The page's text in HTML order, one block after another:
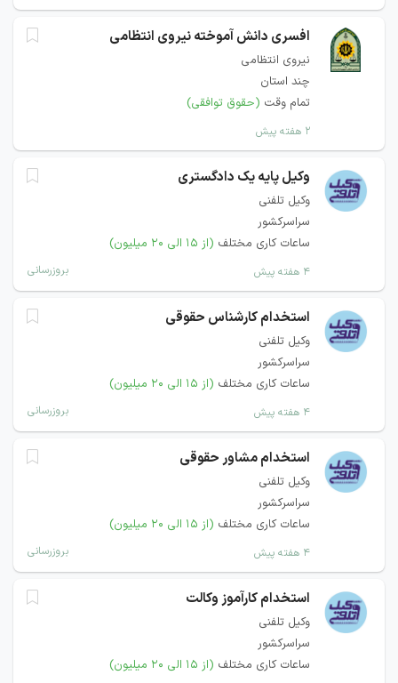
افسری دانش آموخته نیروی انتظامی
نیروی انتظامی
چند استان
تمام وقت (حقوق توافقی)
۲ هفته پیش
وکیل پایه یک دادگستری
وکیل تلفنی
سراسرکشور
ساعات کاری مختلف (از ۱۵ الی ۲۰ میلیون)
۴ هفته پیش بروزرسانی
استخدام کارشناس حقوقی
وکیل تلفنی
سراسرکشور
ساعات کاری مختلف (از ۱۵ الی ۲۰ میلیون)
۴ هفته پیش بروزرسانی
استخدام مشاور حقوقی
وکیل تلفنی
سراسرکشور
ساعات کاری مختلف (از ۱۵ الی ۲۰ میلیون)
۴ هفته پیش بروزرسانی
استخدام کارآموز وکالت
وکیل تلفنی
سراسرکشور
ساعات کاری مختلف (از ۱۵ الی ۲۰ میلیون)